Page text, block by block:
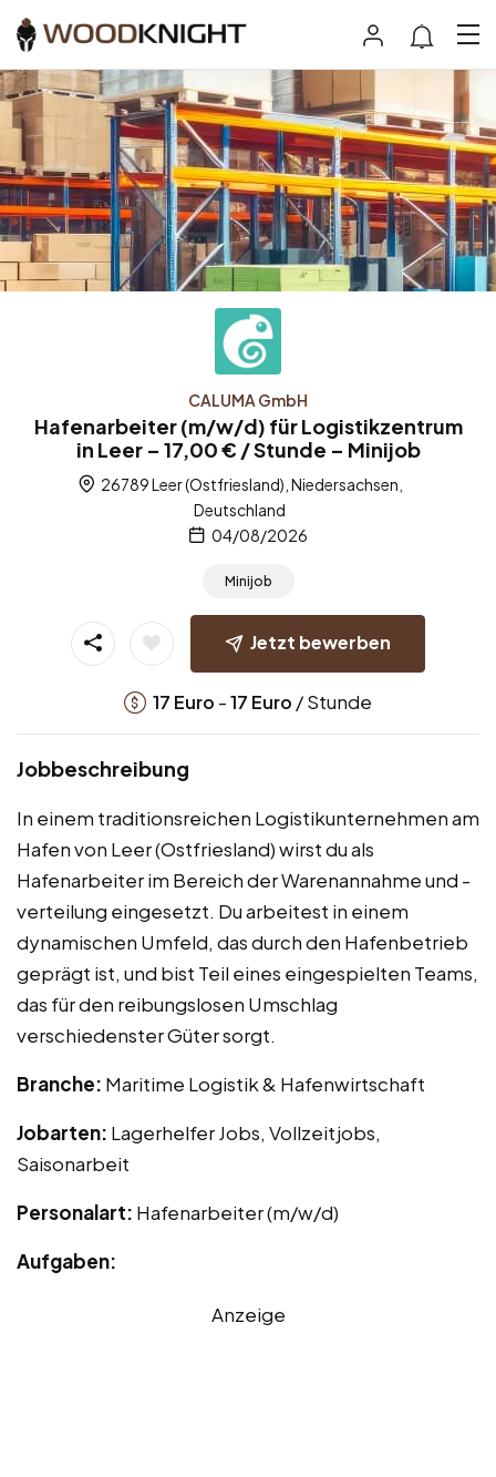
CALUMA GmbH
Hafenarbeiter (m/w/d) für Logistikzentrum
in Leer – 17,00 € / Stunde – Minijob
26789 Leer (Ostfriesland), Niedersachsen,
Deutschland
04/08/2026
Minijob
Jetzt bewerben
17 Euro -17 Euro / Stunde
Jobbeschreibung
In einem traditionsreichen Logistikunternehmen am
Hafen von Leer (Ostfriesland) wirst du als
Hafenarbeiter im Bereich der Warenannahme und -
verteilung eingesetzt. Du arbeitest in einem
dynamischen Umfeld, das durch den Hafenbetrieb
geprägt ist, und bist Teil eines eingespielten Teams,
das für den reibungslosen Umschlag
verschiedenster Güter sorgt.
Branche: Maritime Logistik & Hafenwirtschaft
Jobarten: Lagerhelfer Jobs, Vollzeitjobs,
Saisonarbeit
Personalart: Hafenarbeiter (m/w/d)
Aufgaben:
Anzeige